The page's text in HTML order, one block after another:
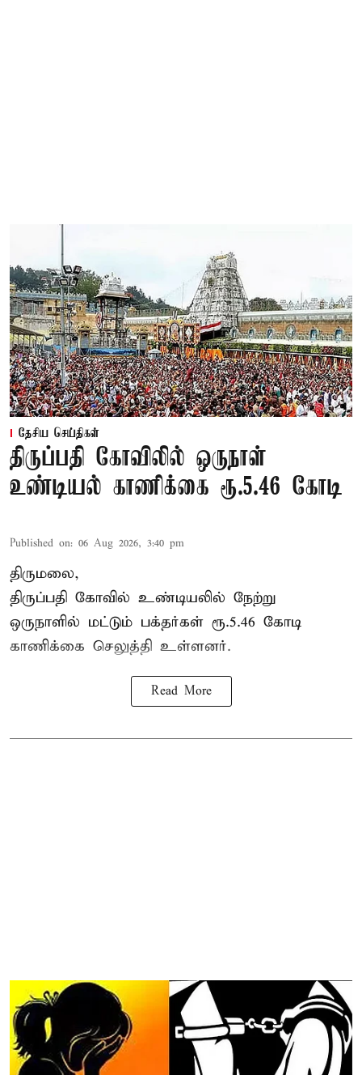
தேசிய செய்திகள்
திருப்பதி கோவிலில் ஒருநாள்
உண்டியல் காணிக்கை ரூ.5.46 கோடி
Published on: 06 Aug 2026, 3:40 pm
திருமலை,
திருப்பதி கோவில் உண்டியலில் நேற்று
ஒருநாளில் மட்டும் பக்தர்கள் ரூ.5.46 கோடி
காணிக்கை செலுத்தி உள்ளனர்.
Read More